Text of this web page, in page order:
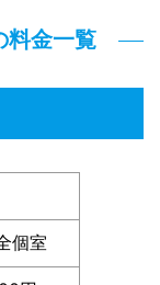
料金一覧
個室